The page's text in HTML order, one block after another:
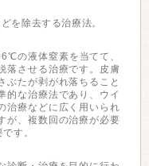
を除去する治療法。
の液体窒素を当てて、
落させる治療です。皮膚
ぶたが剥がれ落ちること
的な治療法であり、ウイ
治療などに広く用いられ
が、複数回の治療が必要
す。